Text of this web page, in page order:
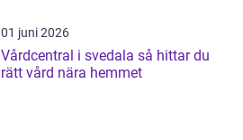
01 juni 2026
Vårdcentral i svedala så hittar du
rätt vård nära hemmet